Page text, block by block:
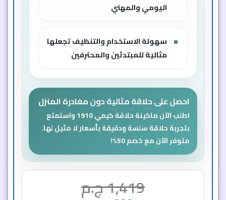
اليومي والمهني
سهولة الاستخدام والتنظيف تجعلها
مثالية للمبتدئين والمحترفين
احصل على حلاقة مثالية دون مغادرة المنزل
اطلب الآن ماكينة حلاقة كيمي 1910 واستمتع
بتجربة حلاقة سلسة ودقيقة بأسعار لا مثيل لها.
متوفر الآن مع خصم 50%!
1,419ج.م